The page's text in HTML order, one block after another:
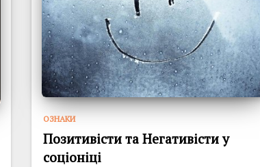
ОЗНАКИ
Позитивісти та Негативісти у
соціоніці